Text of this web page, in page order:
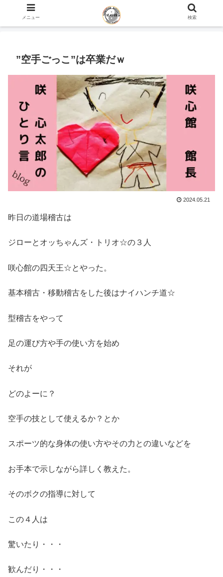
ホーム 咲心館 館長 咲 心太郎のひとり言 blog
”空手ごっこ”は卒業だｗ
2024.05.21
昨日の道場稽古は
ジローとオッちゃんズ・トリオ☆の３人
咲心館の四天王☆とやった。
基本稽古・移動稽古をした後はナイハンチ道☆
型稽古をやって
足の運び方や手の使い方を始め
それが
どのよーに？
空手の技として使えるか？とか
スポーツ的な身体の使い方やその力との違いなどを
お手本で示しながら詳しく教えた。
そのボクの指導に対して
この４人は
驚いたり・・・
歓んだり・・・
メニュー 検索